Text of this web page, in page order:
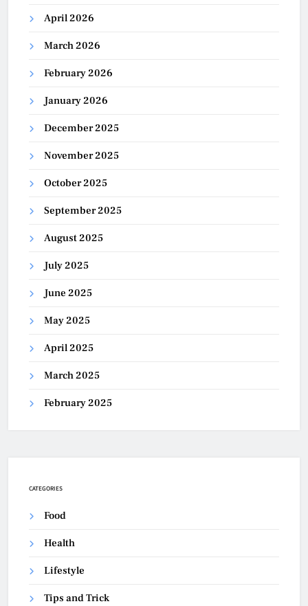
April 2026
March 2026
February 2026
January 2026
December 2025
November 2025
October 2025
September 2025
August 2025
July 2025
June 2025
May 2025
April 2025
March 2025
February 2025
CATEGORIES
Food
Health
Lifestyle
Tips and Trick